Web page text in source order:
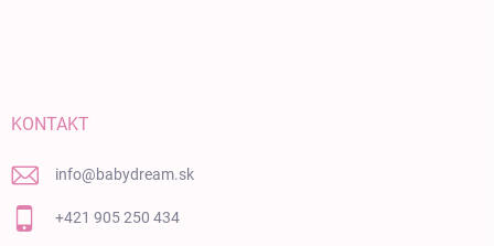
KONTAKT
info@babydream.sk
+421 905 250 434